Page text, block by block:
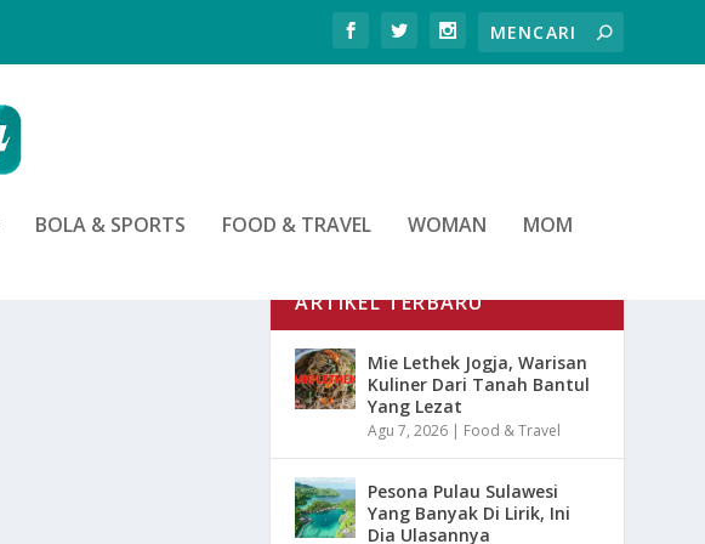
BOLA & SPORTS FOOD & TRAVEL WOMAN MOM
ARTIKEL TERBARU
Mie Lethek Jogja, Warisan
Kuliner Dari Tanah Bantul
Yang Lezat
Agu 7, 2026 | Food & Travel
Pesona Pulau Sulawesi
Yang Banyak Di Lirik, Ini
Dia Ulasannya